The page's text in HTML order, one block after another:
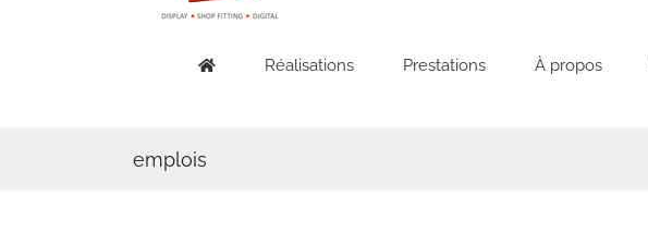
Réalisations Prestations À propos
emplois